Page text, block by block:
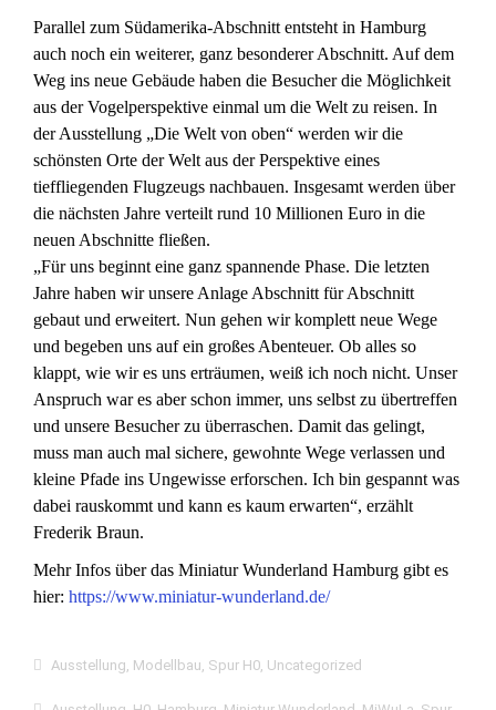
Parallel zum Südamerika-Abschnitt entsteht in Hamburg
auch noch ein weiterer, ganz besonderer Abschnitt. Auf dem
Weg ins neue Gebäude haben die Besucher die Möglichkeit
aus der Vogelperspektive einmal um die Welt zu reisen. In
der Ausstellung „Die Welt von oben“ werden wir die
schönsten Orte der Welt aus der Perspektive eines
tieffliegenden Flugzeugs nachbauen. Insgesamt werden über
die nächsten Jahre verteilt rund 10 Millionen Euro in die
neuen Abschnitte fließen.
„Für uns beginnt eine ganz spannende Phase. Die letzten
Jahre haben wir unsere Anlage Abschnitt für Abschnitt
gebaut und erweitert. Nun gehen wir komplett neue Wege
und begeben uns auf ein großes Abenteuer. Ob alles so
klappt, wie wir es uns erträumen, weiß ich noch nicht. Unser
Anspruch war es aber schon immer, uns selbst zu übertreffen
und unsere Besucher zu überraschen. Damit das gelingt,
muss man auch mal sichere, gewohnte Wege verlassen und
kleine Pfade ins Ungewisse erforschen. Ich bin gespannt was
dabei rauskommt und kann es kaum erwarten“, erzählt
Frederik Braun.
Mehr Infos über das Miniatur Wunderland Hamburg gibt es
hier: https://www.miniatur-wunderland.de/
Ausstellung, Modellbau, Spur H0, Uncategorized